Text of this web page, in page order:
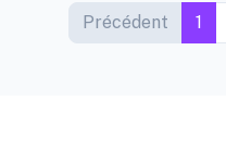
Précédent 1